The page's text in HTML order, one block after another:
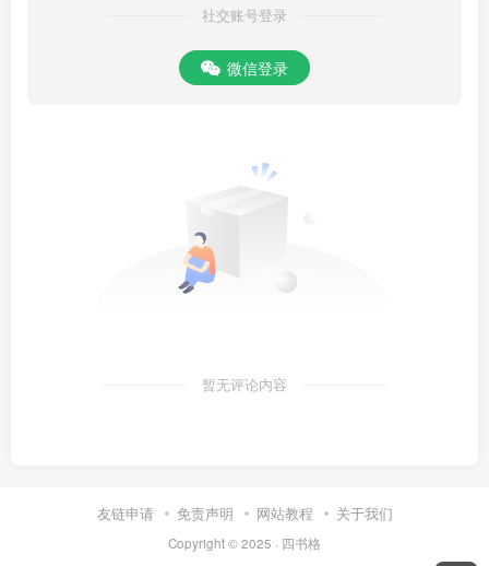
社交账号登录
微信登录
暂无评论内容
友链申请 免责声明 网站教程 关于我们
Copyright © 2025 · 四书格